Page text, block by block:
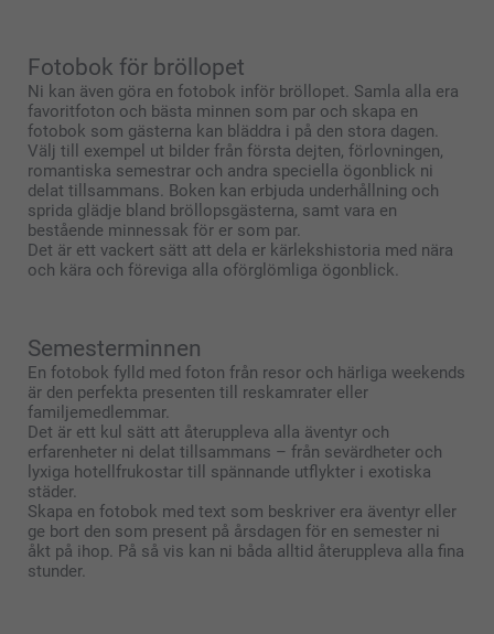
Fotobok för bröllopet
Ni kan även göra en fotobok inför bröllopet. Samla alla era
favoritfoton och bästa minnen som par och skapa en
fotobok som gästerna kan bläddra i på den stora dagen.
Välj till exempel ut bilder från första dejten, förlovningen,
romantiska semestrar och andra speciella ögonblick ni
delat tillsammans. Boken kan erbjuda underhållning och
sprida glädje bland bröllopsgästerna, samt vara en
bestående minnessak för er som par.
Det är ett vackert sätt att dela er kärlekshistoria med nära
och kära och föreviga alla oförglömliga ögonblick.
Semesterminnen
En fotobok fylld med foton från resor och härliga weekends
är den perfekta presenten till reskamrater eller
familjemedlemmar.
Det är ett kul sätt att återuppleva alla äventyr och
erfarenheter ni delat tillsammans – från sevärdheter och
lyxiga hotellfrukostar till spännande utflykter i exotiska
städer.
Skapa en fotobok med text som beskriver era äventyr eller
ge bort den som present på årsdagen för en semester ni
åkt på ihop. På så vis kan ni båda alltid återuppleva alla fina
stunder.